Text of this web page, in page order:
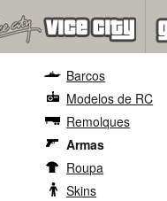
Barcos
Modelos de RC
Remolques
Armas
Roupa
Skins